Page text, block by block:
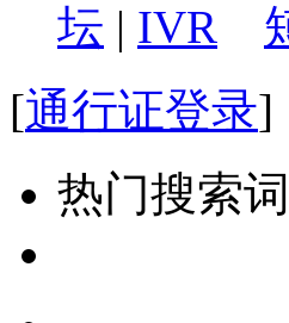
坛 | IVR
[通行证登录]
热门搜索词